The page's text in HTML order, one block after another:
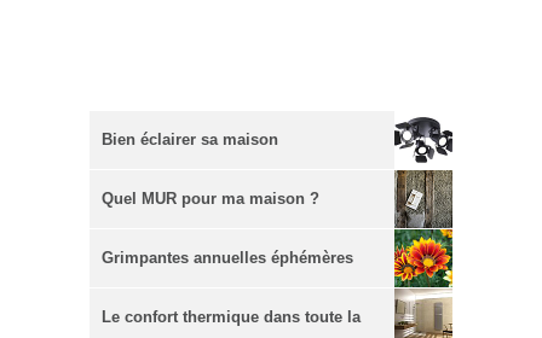
Bien éclairer sa maison
Quel MUR pour ma maison ?
Grimpantes annuelles éphémères
Le confort thermique dans toute la